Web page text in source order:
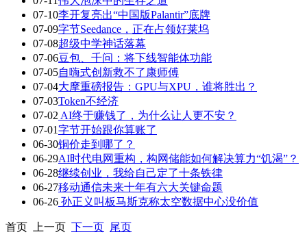
07-10李开复亮出“中国版Palantir”底牌
07-09字节Seedance，正在占领好莱坞
07-08超级中学神话落幕
07-06豆包、千问：将下线智能体功能
07-05自嗨式创新救不了康师傅
07-04大摩重磅报告：GPU与XPU，谁将胜出？
07-03Token不经济
07-02 AI终于赚钱了，为什么让人更不安？
07-01字节开始跟你算账了
06-30铜价走到哪了？
06-29AI时代电网重构，构网储能如何解决算力“饥渴”？
06-28继续创业，我给自己定了十条铁律
06-27移动通信未来十年有六大关键命题
06-26 孙正义叫板马斯克称太空数据中心没价值
首页 上一页 下一页 尾页